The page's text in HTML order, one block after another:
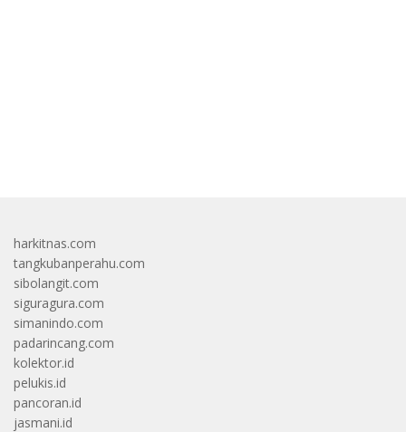
harkitnas.com
tangkubanperahu.com
sibolangit.com
siguragura.com
simanindo.com
padarincang.com
kolektor.id
pelukis.id
pancoran.id
jasmani.id